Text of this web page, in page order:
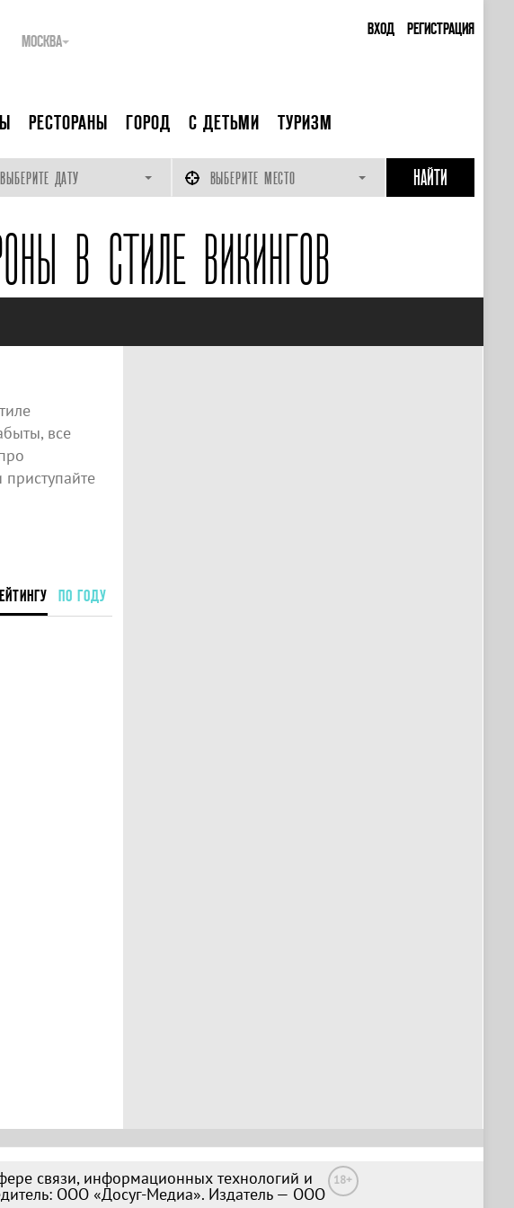
ВХОД РЕГИСТРАЦИЯ
МОСКВА
РЕСТОРАНЫ ГОРОД С ДЕТЬМИ ТУРИЗМ
ВЫБЕРИТЕ ДАТУ ВЫБЕРИТЕ МЕСТО
В СТИЛЕ ВИКИНГОВ
все
ПО ГОДУ
связи, информационных технологий и
ООО «Досуг-Медиа». Издатель — ООО
18+